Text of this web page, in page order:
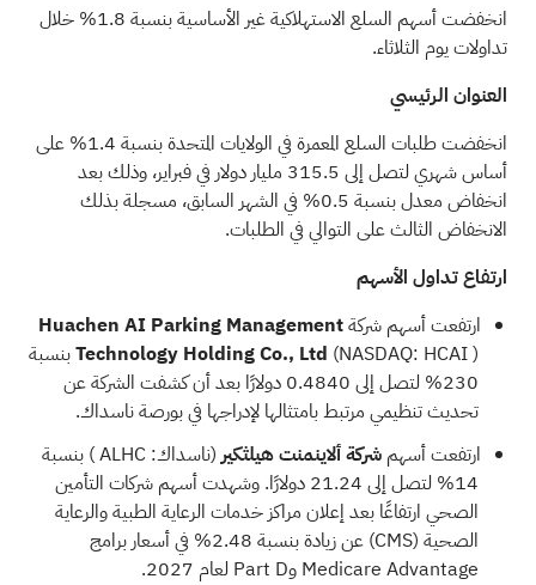
انخفضت أسهم السلع الاستهلاكية غير الأساسية بنسبة 1.8% خلال
تداولات يوم الثلاثاء.
العنوان الرئيسي
انخفضت طلبات السلع المعمرة في الولايات المتحدة بنسبة 1.4% على
أساس شهري لتصل إلى 315.5 مليار دولار في فبراير، وذلك بعد
انخفاض معدل بنسبة 0.5% في الشهر السابق، مسجلة بذلك
الانخفاض الثالث على التوالي في الطلبات.
ارتفاع تداول الأسهم
ارتفعت أسهم شركةHuachen AI Parking Management
Technology Holding Co., Ltd (NASDAQ: HCAI
) بنسبة
230% لتصل إلى 0.4840 دولارًا بعد أن كشفت الشركة عن
تحديث تنظيمي مرتبط بامتثالها لإدراجها في بورصة ناسداك.
ارتفعت أسهم شركة ألاينمنت هيلثكير (ناسداك: ALHC) بنسبة
14% لتصل إلى 21.24 دولارًا. وشهدت أسهم شركات التأمين
الصحي ارتفاعًا بعد إعلان مراكز خدمات الرعاية الطبية والرعاية
الصحية (CMS)
عن زيادة بنسبة 2.48% في أسعار برامج
Medicare Advantage وPart D لعام 2027.